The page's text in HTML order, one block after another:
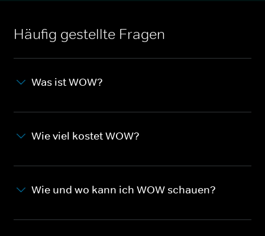
Häufig gestellte Fragen
Was ist WOW?
Wie viel kostet WOW?
Wie und wo kann ich WOW schauen?